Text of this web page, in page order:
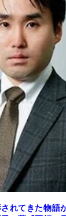
れてきた物語